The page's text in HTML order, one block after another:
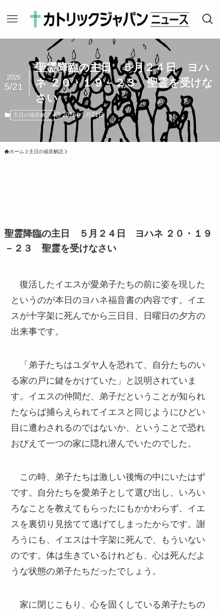
聖霊降臨の主日 ５月２４日 ヨハ
ネ ２０・１９－２３ 聖霊を受けな
さい
2026
5/21
主日の福音解説 2026年5月21日
ホーム 主日の福音解説
聖霊降臨の主日 ５月２４日 ヨハネ ２０・１９
－２３ 聖霊を受けなさい
復活したイエスが愛弟子たちの前に姿を現した
というのが本日のヨハネ福音書の内容です。イエ
スが十字架に死んでから三日目、日曜日の夕方の
出来事です。
「弟子たちはユダヤ人を恐れて、自分たちのい
る家の戸に鍵をかけていた」と説明されていま
す。イエスの仲間だ、弟子だということが知られ
たならば捕らえられてイエスと同じようにひどい
目に遭わされるのではないか、ということで恐れ
おびえて一つの家に隠れ潜んでいたのでした。
この時、弟子たちは激しい後悔の中にいたはず
です。自分たちを愛弟子として選び出し、いろい
ろなことを教えてもらったにもかかわらず、イエ
スを裏切り見捨てて逃げてしまったからです。謝
ろうにも、イエスは十字架に死んで、もういない
のです。体は生きているけれども、心は死んだよ
うな状態の弟子たちだったでしょう。
家に閉じこもり、心を固くしている弟子たちの